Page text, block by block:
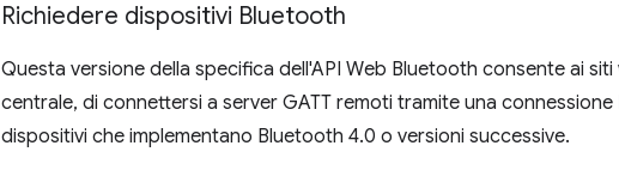
Richiedere dispositivi Bluetooth
Questa versione della specifica dell'API Web Bluetooth consente ai
centrale, di connettersi a server GATT remoti tramite una
dispositivi che implementano Bluetooth 4.0 o versioni successive.